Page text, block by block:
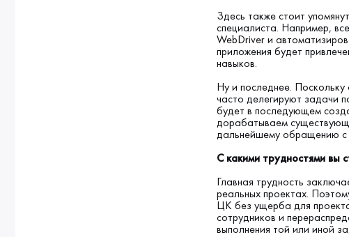
Здесь также стоит
специалиста. Например,
WebDriver и
приложения будет
навыков.
Ну и последнее.
часто делегируют задачи
будет в последующем
дорабатываем
дальнейшему обращению
С какими трудностями вы
Главная трудность
реальных проектах.
ЦК без ущерба для
сотрудников и
выполнения той или иной